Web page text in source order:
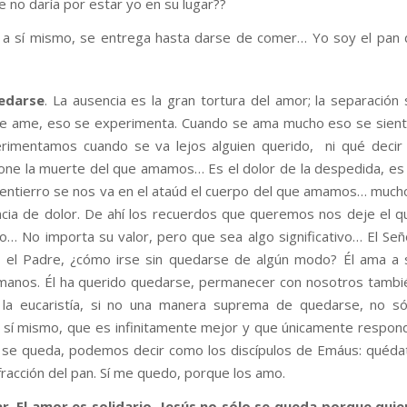
sí mismo, se entrega hasta darse de comer… Yo soy el pan
. La ausencia es la gran tortura del amor; la separación
eso se experimenta. Cuando se ama mucho eso se
cuando se va lejos alguien querido, ni qué decir
la muerte del que amamos… Es el dolor de la despedida, es
se nos va en el ataúd el cuerpo del que amamos…
de dolor. De ahí los recuerdos que queremos nos deje el
No importa su valor, pero que sea algo significativo… El
Padre, ¿cómo irse sin quedarse de algún modo? Él ama a
Él ha querido quedarse, permanecer con nosotros
eucaristía, si no una manera suprema de quedarse, no
mismo, que es infinitamente mejor y que únicamente
queda, podemos decir como los discípulos de Emáus:
del pan. Sí me quedo, porque los amo.